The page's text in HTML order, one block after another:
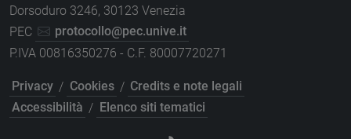
Dorsoduro 3246, 30123 Venezia
PEC
protocollo@pec.unive.it
P.IVA 00816350276 - C.F. 80007720271
Privacy / Cookies / Credits e note legali
Accessibilità / Elenco siti tematici